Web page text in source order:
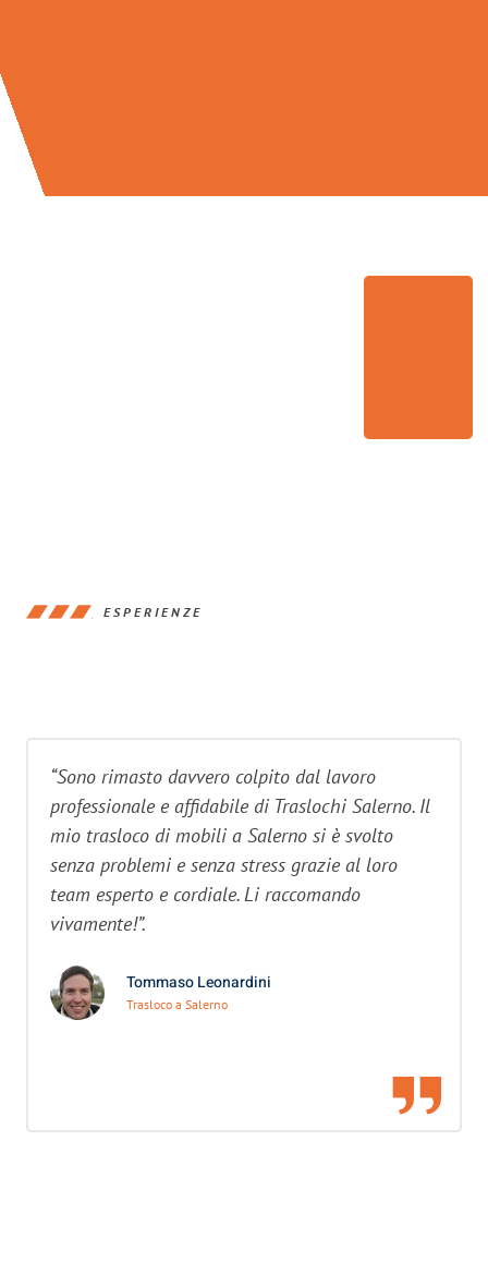
ESPERIENZE
“Sono rimasto davvero colpito dal lavoro
professionale e affidabile di Traslochi Salerno. Il
mio trasloco di mobili a Salerno si è svolto
senza problemi e senza stress grazie al loro
team esperto e cordiale. Li raccomando
vivamente!”.
Tommaso Leonardini
Trasloco a Salerno